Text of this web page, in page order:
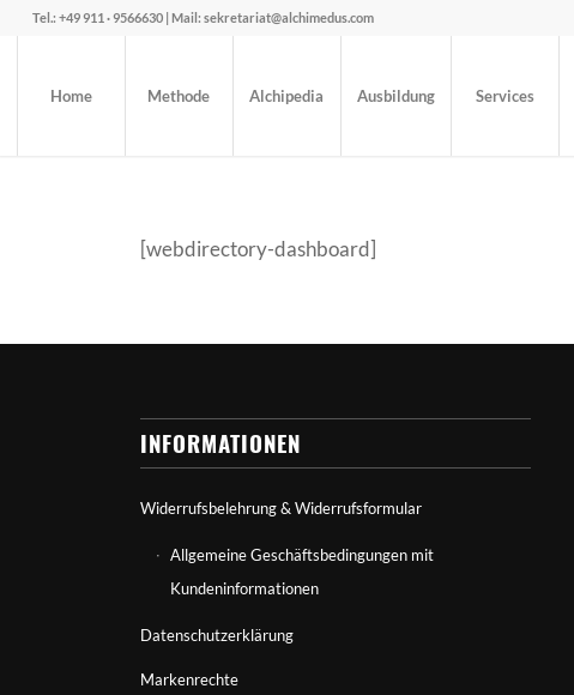
Tel.: +49 911 · 9566630 | Mail: sekretariat@alchimedus.com
Home Methode Alchipedia Ausbildung Services
[webdirectory-dashboard]
INFORMATIONEN
Widerrufsbelehrung & Widerrufsformular
Allgemeine Geschäftsbedingungen mit
Kundeninformationen
Datenschutzerklärung
Markenrechte